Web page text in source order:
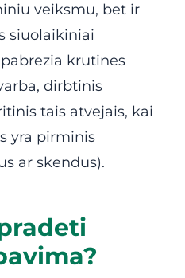
veiksmu, bet ir
siuolaikiniai
krutines
dirbtinis
tais atvejais, kai
yra pirminis
ar skendus).